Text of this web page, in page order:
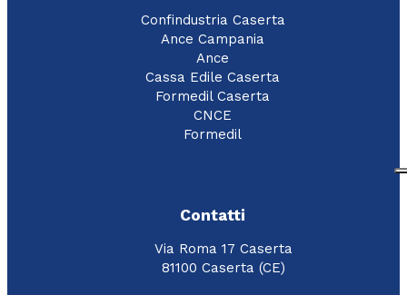
Confindustria Caserta
Ance Campania
Ance
Cassa Edile Caserta
Formedil Caserta
CNCE
Formedil
Contatti
Via Roma 17 Caserta
81100 Caserta (CE)